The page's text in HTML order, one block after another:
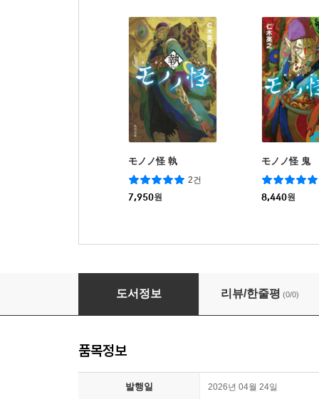
モノノ怪 執
2건
7,950원
モノノ怪 鬼
8,440원
モノノ怪 妄
도서정보 리뷰/한줄평 (0/0)
품목정보
발행일 2026년 04월 24일